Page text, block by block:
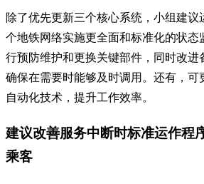
除了优先更新三个核心系统，小组建
个地铁网络实施更全面和标准化的状态
行预防维护和更换关键部件，同时改进
确保在需要时能够及时调用。还有，可
自动化技术，提升工作效率。
建议改善服务中断时标准运作程
乘客